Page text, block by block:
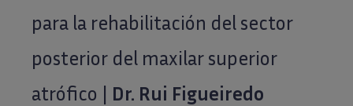
para la rehabilitación del sector
posterior del maxilar superior
atrófico | Dr. Rui Figueiredo